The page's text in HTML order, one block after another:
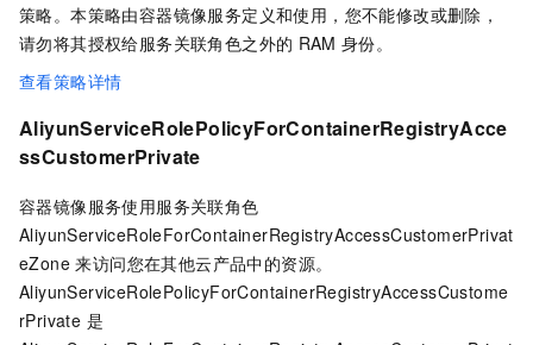
策略。本策略由容器镜像服务定义和使用，您不能修改或删除，
请勿将其授权给服务关联角色之外的 RAM 身份。
查看策略详情
AliyunServiceRolePolicyForContainerRegistryAcce
ssCustomerPrivate
容器镜像服务使用服务关联角色
AliyunServiceRoleForContainerRegistryAccessCustomerPrivat
eZone 来访问您在其他云产品中的资源。
AliyunServiceRolePolicyForContainerRegistryAccessCustome
rPrivate 是